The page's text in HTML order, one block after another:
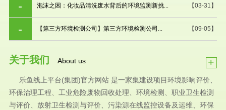
【03-31】
泡沫之困：化妆品清洗废水背后的环境监测新挑...
【09-05】
【第三方环境检测公司】第三方环境检测公司...
关于我们 About us +
乐鱼线上平台(集团)官方网站 是一家集建设项目环境影响评价、
环保治理工程、工业危险废物回收处理、环境检测、职业卫生检测
与评价、放射卫生检测与评价、污染源在线监控设备及运维、环保